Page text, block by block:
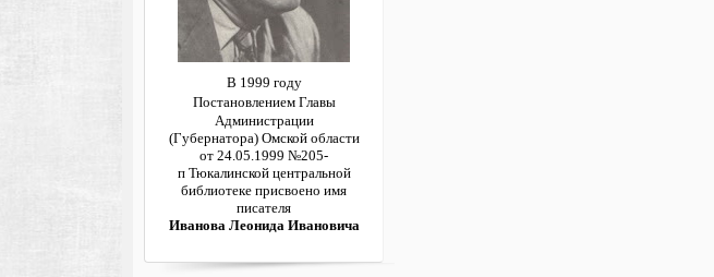
В 1999 году
Постановлением Главы
Администрации
(Губернатора) Омской области
от 24.05.1999 №205-
п Тюкалинской центральной
библиотеке присвоено имя
писателя
Иванова Леонида Ивановича